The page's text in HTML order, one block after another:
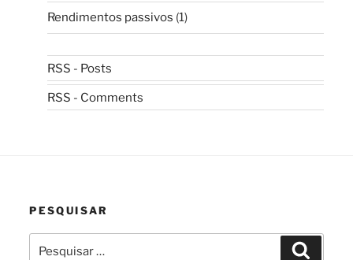
Rendimentos passivos (1)
RSS - Posts
RSS - Comments
PESQUISAR